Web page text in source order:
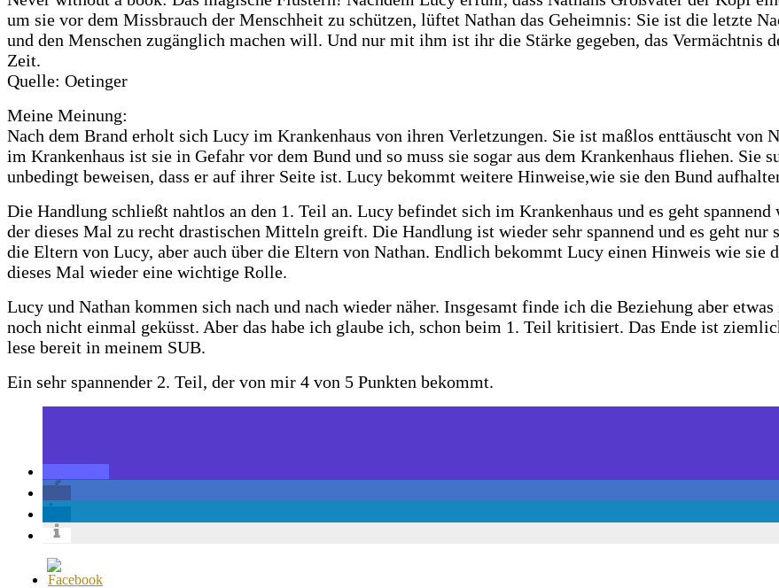
um sie vor dem Missbrauch der Menschheit zu schützen, lüftet Nathan das Geheimnis: Sie ist die letzte
und den Menschen zugänglich machen will. Und nur mit ihm ist ihr die Stärke gegeben, das
Zeit.
Quelle: Oetinger
Meine Meinung:
Nach dem Brand erholt sich Lucy im Krankenhaus von ihren Verletzungen. Sie ist maßlos enttäuscht von
im Krankenhaus ist sie in Gefahr vor dem Bund und so muss sie sogar aus dem Krankenhaus fliehen.
unbedingt beweisen, dass er auf ihrer Seite ist. Lucy bekommt weitere Hinweise,wie sie den Bund
Die Handlung schließt nahtlos an den 1. Teil an. Lucy befindet sich im Krankenhaus und es geht
der dieses Mal zu recht drastischen Mitteln greift. Die Handlung ist wieder sehr spannend und es geht
die Eltern von Lucy, aber auch über die Eltern von Nathan. Endlich bekommt Lucy einen Hinweis wie sie
dieses Mal wieder eine wichtige Rolle.
Lucy und Nathan kommen sich nach und nach wieder näher. Insgesamt finde ich die Beziehung aber
noch nicht einmal geküsst. Aber das habe ich glaube ich, schon beim 1. Teil kritisiert. Das Ende ist
lese bereit in meinem SUB.
Ein sehr spannender 2. Teil, der von mir 4 von 5 Punkten bekommt.